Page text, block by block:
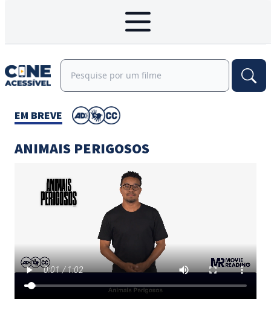
EM BREVE
ANIMAIS PERIGOSOS